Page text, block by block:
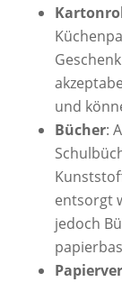
und
Bücher:
entsorgt
jedoch